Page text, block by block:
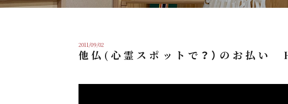
2011/09/02
他仏(心霊スポットで？）のお払